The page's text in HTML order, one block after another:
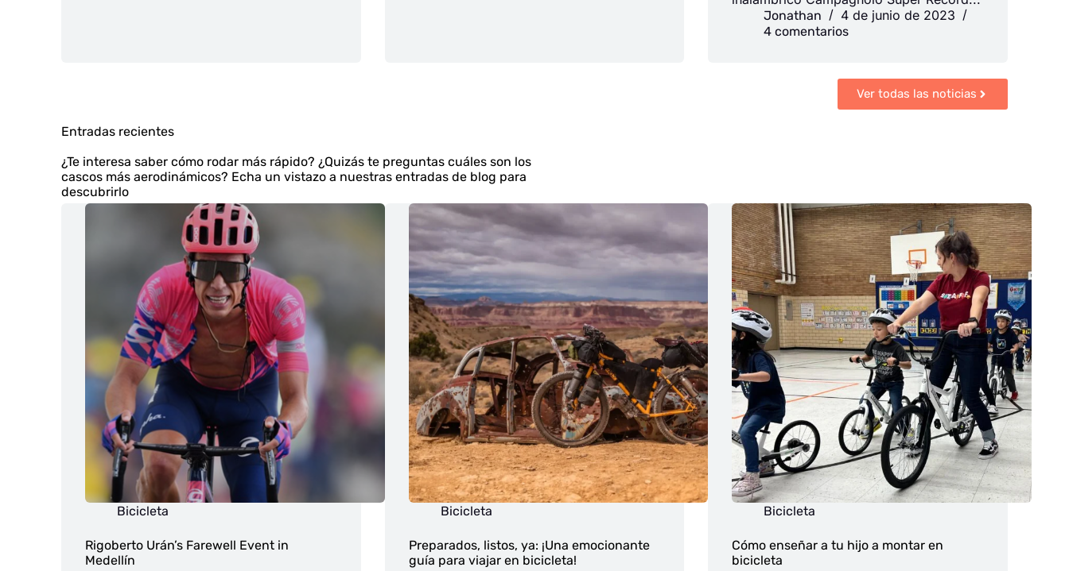
Jonathan 4 de junio de 2023
4 comentarios
Ver todas las noticias
Entradas recientes
¿Te interesa saber cómo rodar más rápido? ¿Quizás te preguntas cuáles son los
cascos más aerodinámicos? Echa un vistazo a nuestras entradas de blog para
descubrirlo
Bicicleta
Rigoberto Urán’s Farewell Event in
Medellín
Bicicleta
Preparados, listos, ya: ¡Una emocionante
guía para viajar en bicicleta!
Bicicleta
Cómo enseñar a tu hijo a montar en
bicicleta